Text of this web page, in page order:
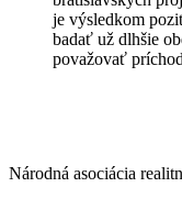
je výsledkom
badať už dlhšie
považovať
Národná asociácia